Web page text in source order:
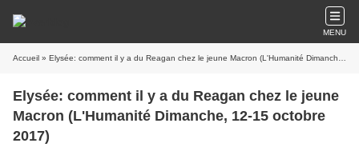
MENU
Accueil » Elysée: comment il y a du Reagan chez le jeune Macron (L'Humanité Dimanche, 12-15 octobre 2017)
Elysée: comment il y a du Reagan chez le jeune
Macron (L'Humanité Dimanche, 12-15 octobre
2017)